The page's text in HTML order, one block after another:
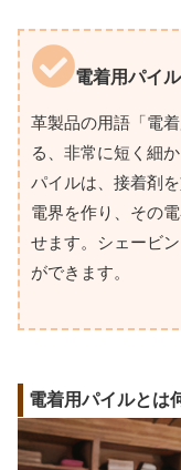
電着用パイル
革製品の用語「電
る、非常に短く細
パイルは、接着剤
電界を作り、その
せます。シェービ
ができます。
電着用パイルとは